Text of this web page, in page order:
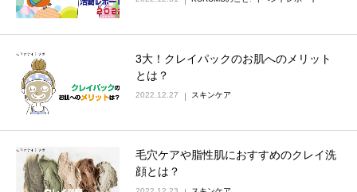
3大！クレイパックのお肌へのメリット
とは？
2022.12.27 スキンケア
毛穴ケアや脂性肌におすすめのクレイ洗
顔とは？